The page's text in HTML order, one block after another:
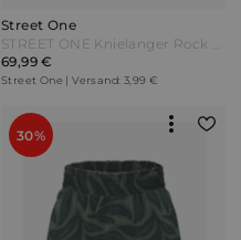
Street One
STREET ONE Knielanger Rock aus Cord mit Taschen - black coffee Braun
69,99 €
Street One | Versand: 3,99 €
30%